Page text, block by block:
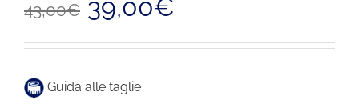
43,00€ prezzo
era:
39,00€
è:
Guida alle taglie